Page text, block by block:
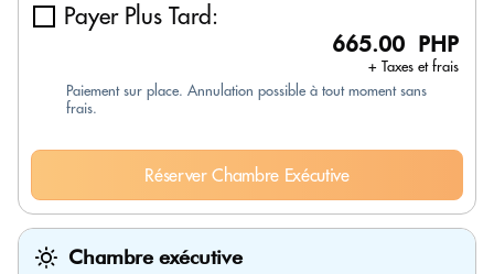
Payer Plus Tard:
665.00 PHP
+ Taxes et frais
Paiement sur place. Annulation possible à tout moment sans
frais.
Réserver Chambre Exécutive
Chambre exécutive